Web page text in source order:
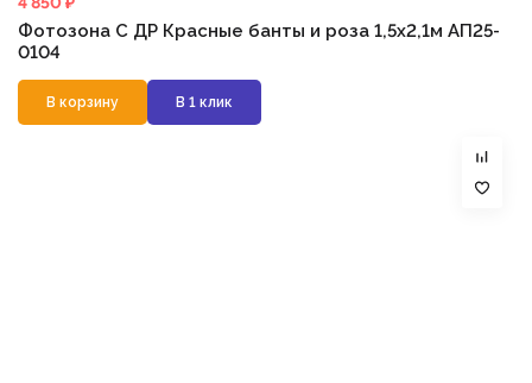
Фотозона С ДР Красные банты и роза 1,5х2,1м АП25-
0104
В корзину В 1 клик